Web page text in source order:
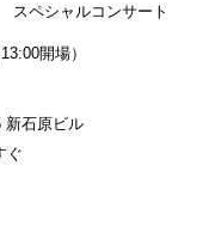
スペシャルコンサート
開場）
新石原ビル
ぐ